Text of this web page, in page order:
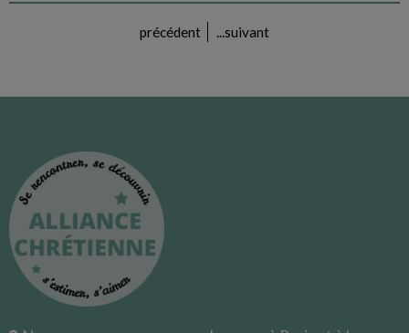
précédent ...suivant